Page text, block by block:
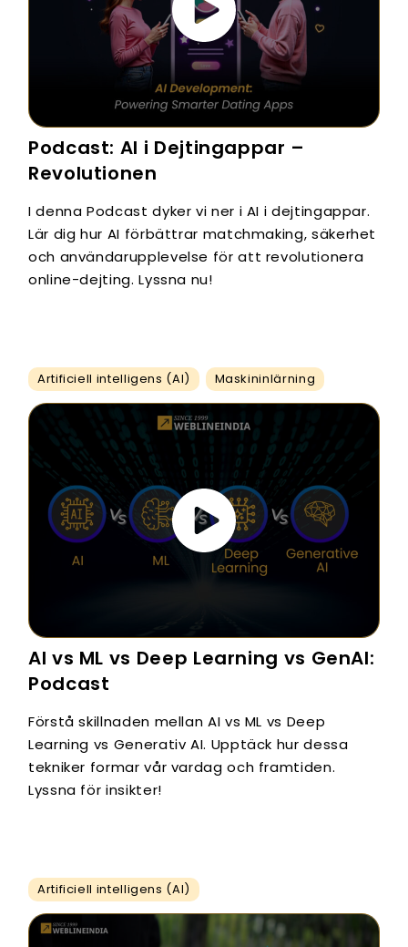
Podcast: AI i Dejtingappar –
Revolutionen
I denna Podcast dyker vi ner i AI i dejtingappar.
Lär dig hur AI förbättrar matchmaking, säkerhet
och användarupplevelse för att revolutionera
online-dejting. Lyssna nu!
Artificiell intelligens (AI) Maskininlärning
AI vs ML vs Deep Learning vs GenAI:
Podcast
Förstå skillnaden mellan AI vs ML vs Deep
Learning vs Generativ AI. Upptäck hur dessa
tekniker formar vår vardag och framtiden.
Lyssna för insikter!
Artificiell intelligens (AI)